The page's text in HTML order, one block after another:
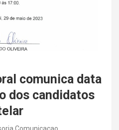
comunica data
dos candidatos